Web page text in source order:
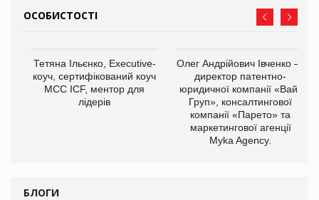
ОСОБИСТОСТІ
Тетяна Ільєнко, Executive-
коуч, сертифікований коуч
МСС ICF, ментор для
лідерів
Олег Андрійович Івченко —
директор патентно-
юридичної компанії «Вайз
Груп», консалтингової
компанії «Парето» та
маркетингової агенції
Myka Agency.
БЛОГИ